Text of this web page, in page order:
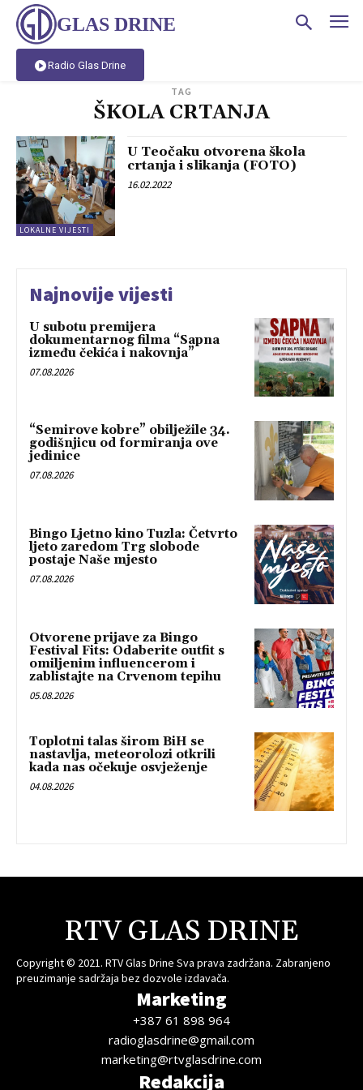
GLAS DRINE
Radio Glas Drine
TAG
ŠKOLA CRTANJA
LOKALNE VIJESTI
U Teočaku otvorena škola
crtanja i slikanja (FOTO)
16.02.2022
Najnovije vijesti
U subotu premijera
dokumentarnog filma “Sapna
između čekića i nakovnja”
07.08.2026
“Semirove kobre” obilježile 34.
godišnjicu od formiranja ove
jedinice
07.08.2026
Bingo Ljetno kino Tuzla: Četvrto
ljeto zaredom Trg slobode
postaje Naše mjesto
07.08.2026
Otvorene prijave za Bingo
Festival Fits: Odaberite outfit s
omiljenim influencerom i
zablistajte na Crvenom tepihu
05.08.2026
Toplotni talas širom BiH se
nastavlja, meteorolozi otkrili
kada nas očekuje osvježenje
04.08.2026
RTV GLAS DRINE
Copyright © 2021. RTV Glas Drine Sva prava zadržana. Zabranjeno
preuzimanje sadržaja bez dozvole izdavača.
Marketing
+387 61 898 964
radioglasdrine@gmail.com
marketing@rtvglasdrine.com
Redakcija